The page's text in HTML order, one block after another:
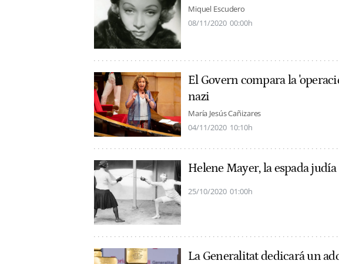
Miquel Escudero
08/11/2020 00:00h
El Govern compara la
nazi
María Jesús Cañizares
04/11/2020 10:10h
Helene Mayer, la espada
25/10/2020 01:00h
La Generalitat dedicará un